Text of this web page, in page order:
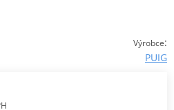
Výrobce:
PUIG